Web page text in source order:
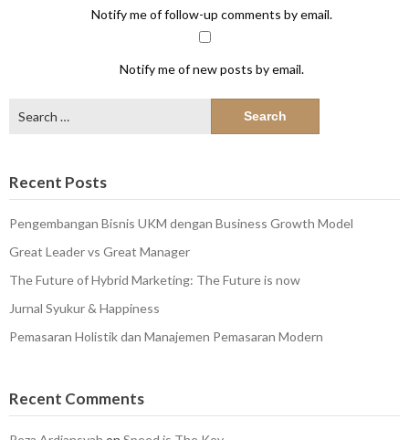
Notify me of follow-up comments by email.
Notify me of new posts by email.
for:
Recent Posts
Pengembangan Bisnis UKM dengan Business Growth Model
Great Leader vs Great Manager
The Future of Hybrid Marketing: The Future is now
Jurnal Syukur & Happiness
Pemasaran Holistik dan Manajemen Pemasaran Modern
Recent Comments